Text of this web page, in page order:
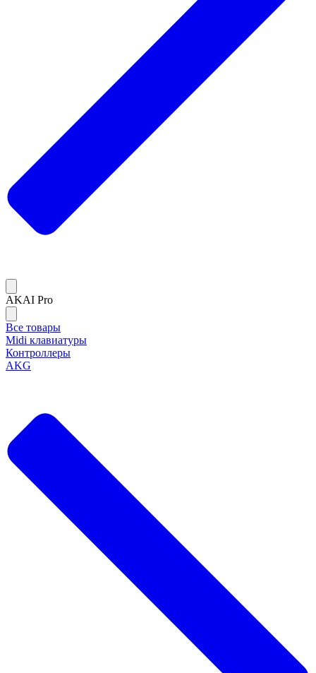
AKAI Pro
Все товары
Midi клавиатуры
Контроллеры
AKG